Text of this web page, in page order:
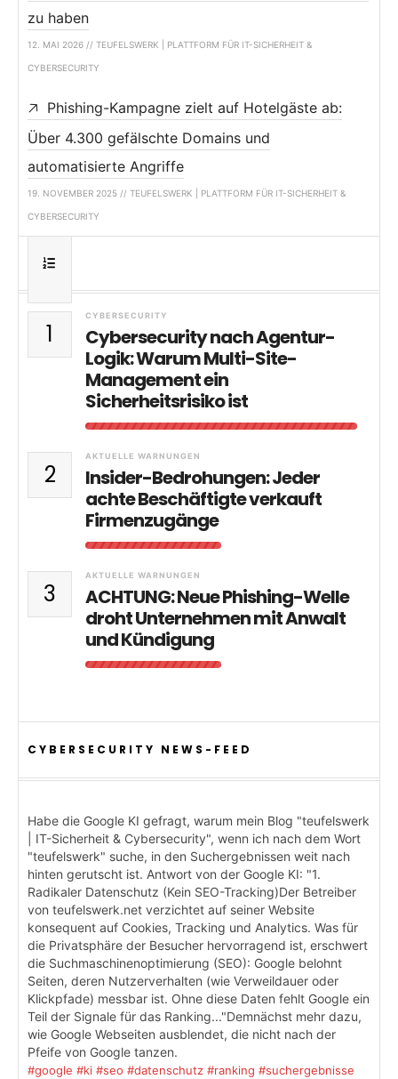
zu haben
12. MAI 2026 // TEUFELSWERK | PLATTFORM FÜR IT-SICHERHEIT &
CYBERSECURITY
Phishing-Kampagne zielt auf Hotelgäste ab:
Über 4.300 gefälschte Domains und
automatisierte Angriffe
19. NOVEMBER 2025 // TEUFELSWERK | PLATTFORM FÜR IT-SICHERHEIT &
CYBERSECURITY
1
CYBERSECURITY
Cybersecurity nach Agentur-
Logik: Warum Multi-Site-
Management ein
Sicherheitsrisiko ist
2
AKTUELLE WARNUNGEN
Insider-Bedrohungen: Jeder
achte Beschäftigte verkauft
Firmenzugänge
3
AKTUELLE WARNUNGEN
ACHTUNG: Neue Phishing-Welle
droht Unternehmen mit Anwalt
und Kündigung
CYBERSECURITY NEWS-FEED
Habe die Google KI gefragt, warum mein Blog "teufelswerk
| IT-Sicherheit & Cybersecurity", wenn ich nach dem Wort
"teufelswerk" suche, in den Suchergebnissen weit nach
hinten gerutscht ist. Antwort von der Google KI: "1.
Radikaler Datenschutz (Kein SEO-Tracking)Der Betreiber
von teufelswerk.net verzichtet auf seiner Website
konsequent auf Cookies, Tracking und Analytics. Was für
die Privatsphäre der Besucher hervorragend ist, erschwert
die Suchmaschinenoptimierung (SEO): Google belohnt
Seiten, deren Nutzerverhalten (wie Verweildauer oder
Klickpfade) messbar ist. Ohne diese Daten fehlt Google ein
Teil der Signale für das Ranking..."Demnächst mehr dazu,
wie Google Webseiten ausblendet, die nicht nach der
Pfeife von Google tanzen.
#google #ki #seo #datenschutz #ranking #suchergebnisse